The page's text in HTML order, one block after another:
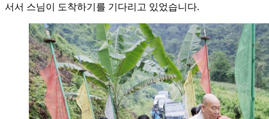
서서 스님이 도착하기를 기다리고 있었습니다.